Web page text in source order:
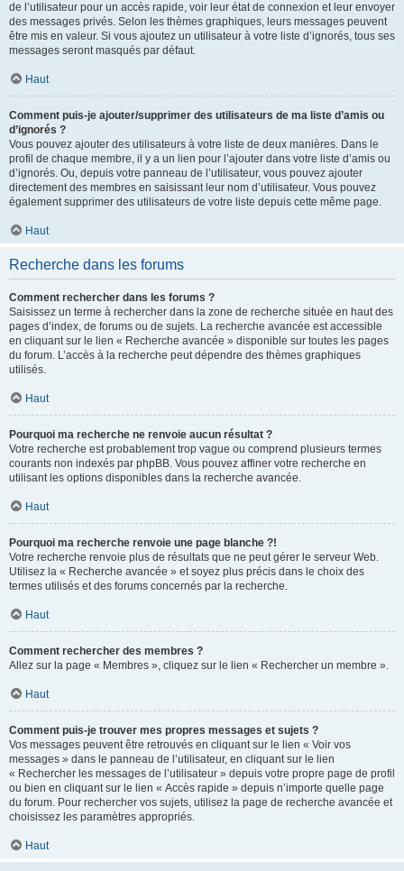
de l’utilisateur pour un accès rapide, voir leur état de connexion et leur envoyer
des messages privés. Selon les thèmes graphiques, leurs messages peuvent
être mis en valeur. Si vous ajoutez un utilisateur à votre liste d’ignorés, tous ses
messages seront masqués par défaut.
Haut
Comment puis-je ajouter/supprimer des utilisateurs de ma liste d’amis ou
d’ignorés ?
Vous pouvez ajouter des utilisateurs à votre liste de deux manières. Dans le
profil de chaque membre, il y a un lien pour l’ajouter dans votre liste d’amis ou
d’ignorés. Ou, depuis votre panneau de l’utilisateur, vous pouvez ajouter
directement des membres en saisissant leur nom d’utilisateur. Vous pouvez
également supprimer des utilisateurs de votre liste depuis cette même page.
Haut
Recherche dans les forums
Comment rechercher dans les forums ?
Saisissez un terme à rechercher dans la zone de recherche située en haut des
pages d’index, de forums ou de sujets. La recherche avancée est accessible
en cliquant sur le lien « Recherche avancée » disponible sur toutes les pages
du forum. L’accès à la recherche peut dépendre des thèmes graphiques
utilisés.
Haut
Pourquoi ma recherche ne renvoie aucun résultat ?
Votre recherche est probablement trop vague ou comprend plusieurs termes
courants non indexés par phpBB. Vous pouvez affiner votre recherche en
utilisant les options disponibles dans la recherche avancée.
Haut
Pourquoi ma recherche renvoie une page blanche ?!
Votre recherche renvoie plus de résultats que ne peut gérer le serveur Web.
Utilisez la « Recherche avancée » et soyez plus précis dans le choix des
termes utilisés et des forums concernés par la recherche.
Haut
Comment rechercher des membres ?
Allez sur la page « Membres », cliquez sur le lien « Rechercher un membre ».
Haut
Comment puis-je trouver mes propres messages et sujets ?
Vos messages peuvent être retrouvés en cliquant sur le lien « Voir vos
messages » dans le panneau de l’utilisateur, en cliquant sur le lien
« Rechercher les messages de l’utilisateur » depuis votre propre page de profil
ou bien en cliquant sur le lien « Accès rapide » depuis n’importe quelle page
du forum. Pour rechercher vos sujets, utilisez la page de recherche avancée et
choisissez les paramètres appropriés.
Haut